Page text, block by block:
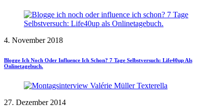
4. November 2018
Blogge Ich Noch Oder Influence Ich Schon? 7 Tage Selbstversuch: Life40up Als
Onlinetagebuch.
27. Dezember 2014